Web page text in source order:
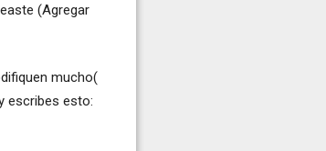
(Agregar
mucho(
escribes esto: